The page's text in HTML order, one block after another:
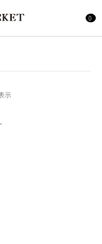
0
示